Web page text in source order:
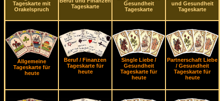
Tageskarte mit
Orakelspruch
Tageskarte
Gesundheit
Tageskarte
und Gesundheit
Tageskarte
Allgemeine
Tageskarte für
heute
Beruf / Finanzen
Tageskarte für
heute
Single Liebe /
Gesundheit
Tageskarte für
heute
Partnerschaft Liebe
/ Gesundheit
Tageskarte für
heute